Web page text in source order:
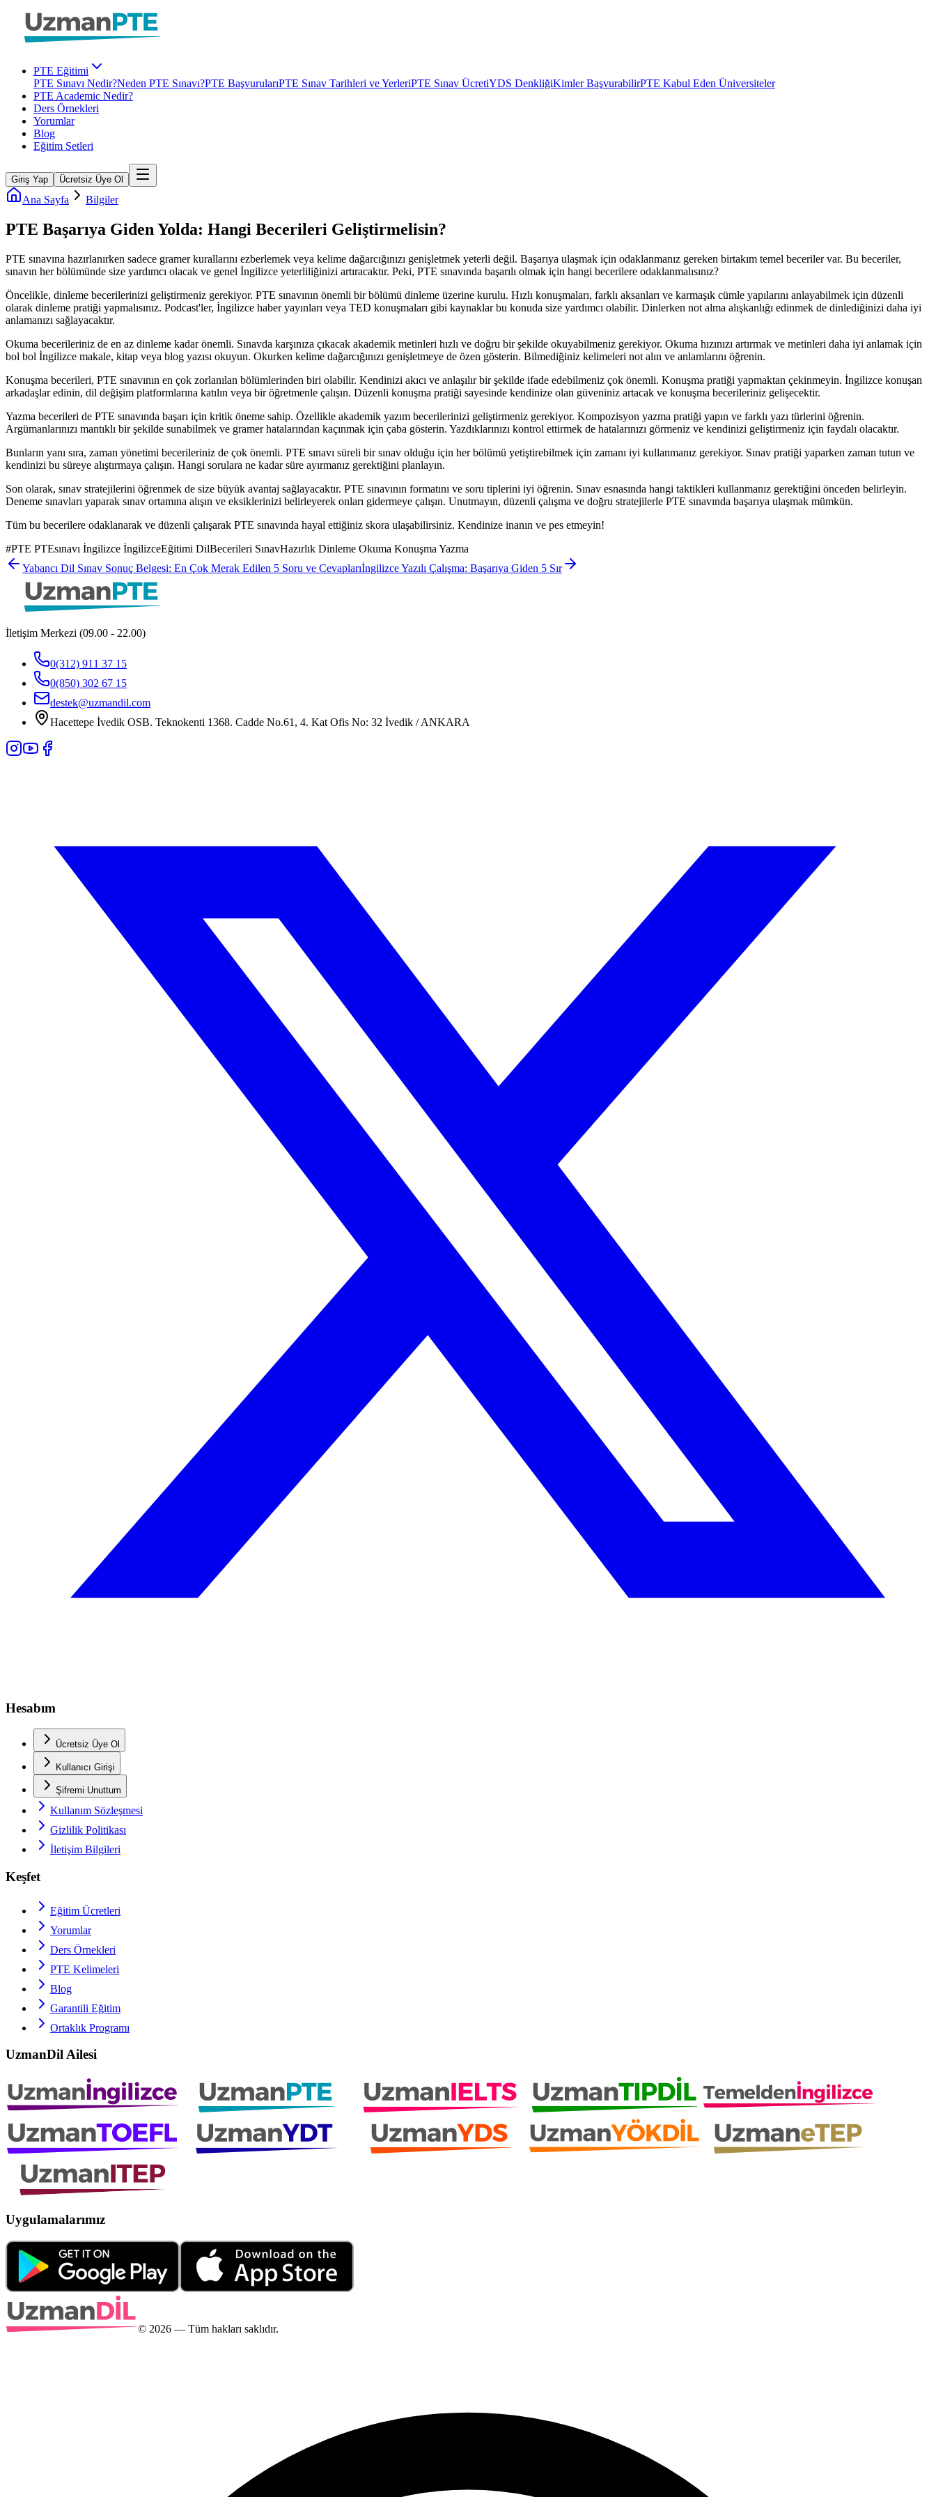
PTE Eğitimi
PTE Sınavı Nedir?Neden PTE Sınavı?PTE BaşvurularıPTE Sınav Tarihleri ve YerleriPTE Sınav ÜcretiYDS DenkliğiKimler BaşvurabilirPTE Kabul Eden Üniversiteler
PTE Academic Nedir?
Ders Örnekleri
Yorumlar
Blog
Eğitim Setleri
Giriş Yap Ücretsiz Üye Ol
Ana Sayfa Bilgiler
PTE Başarıya Giden Yolda: Hangi Becerileri Geliştirmelisin?
PTE sınavına hazırlanırken sadece gramer kurallarını ezberlemek veya kelime dağarcığınızı genişletmek yeterli değil. Başarıya ulaşmak için odaklanmanız gereken birtakım temel beceriler var. Bu beceriler,
sınavın her bölümünde size yardımcı olacak ve genel İngilizce yeterliliğinizi artıracaktır. Peki, PTE sınavında başarılı olmak için hangi becerilere odaklanmalısınız?
Öncelikle, dinleme becerilerinizi geliştirmeniz gerekiyor. PTE sınavının önemli bir bölümü dinleme üzerine kurulu. Hızlı konuşmaları, farklı aksanları ve karmaşık cümle yapılarını anlayabilmek için düzenli
olarak dinleme pratiği yapmalısınız. Podcast'ler, İngilizce haber yayınları veya TED konuşmaları gibi kaynaklar bu konuda size yardımcı olabilir. Dinlerken not alma alışkanlığı edinmek de dinlediğinizi daha iyi
anlamanızı sağlayacaktır.
Okuma becerileriniz de en az dinleme kadar önemli. Sınavda karşınıza çıkacak akademik metinleri hızlı ve doğru bir şekilde okuyabilmeniz gerekiyor. Okuma hızınızı artırmak ve metinleri daha iyi anlamak için
bol bol İngilizce makale, kitap veya blog yazısı okuyun. Okurken kelime dağarcığınızı genişletmeye de özen gösterin. Bilmediğiniz kelimeleri not alın ve anlamlarını öğrenin.
Konuşma becerileri, PTE sınavının en çok zorlanılan bölümlerinden biri olabilir. Kendinizi akıcı ve anlaşılır bir şekilde ifade edebilmeniz çok önemli. Konuşma pratiği yapmaktan çekinmeyin. İngilizce konuşan
arkadaşlar edinin, dil değişim platformlarına katılın veya bir öğretmenle çalışın. Düzenli konuşma pratiği sayesinde kendinize olan güveniniz artacak ve konuşma becerileriniz gelişecektir.
Yazma becerileri de PTE sınavında başarı için kritik öneme sahip. Özellikle akademik yazım becerilerinizi geliştirmeniz gerekiyor. Kompozisyon yazma pratiği yapın ve farklı yazı türlerini öğrenin.
Argümanlarınızı mantıklı bir şekilde sunabilmek ve gramer hatalarından kaçınmak için çaba gösterin. Yazdıklarınızı kontrol ettirmek de hatalarınızı görmeniz ve kendinizi geliştirmeniz için faydalı olacaktır.
Bunların yanı sıra, zaman yönetimi becerileriniz de çok önemli. PTE sınavı süreli bir sınav olduğu için her bölümü yetiştirebilmek için zamanı iyi kullanmanız gerekiyor. Sınav pratiği yaparken zaman tutun ve
kendinizi bu süreye alıştırmaya çalışın. Hangi sorulara ne kadar süre ayırmanız gerektiğini planlayın.
Son olarak, sınav stratejilerini öğrenmek de size büyük avantaj sağlayacaktır. PTE sınavının formatını ve soru tiplerini iyi öğrenin. Sınav esnasında hangi taktikleri kullanmanız gerektiğini önceden belirleyin.
Deneme sınavları yaparak sınav ortamına alışın ve eksiklerinizi belirleyerek onları gidermeye çalışın. Unutmayın, düzenli çalışma ve doğru stratejilerle PTE sınavında başarıya ulaşmak mümkün.
Tüm bu becerilere odaklanarak ve düzenli çalışarak PTE sınavında hayal ettiğiniz skora ulaşabilirsiniz. Kendinize inanın ve pes etmeyin!
#PTE PTEsınavı İngilizce İngilizceEğitimi DilBecerileri SınavHazırlık Dinleme Okuma Konuşma Yazma
Yabancı Dil Sınav Sonuç Belgesi: En Çok Merak Edilen 5 Soru ve Cevaplarıİngilizce Yazılı Çalışma: Başarıya Giden 5 Sır
İletişim Merkezi (09.00 - 22.00)
0(312) 911 37 15
0(850) 302 67 15
destek@uzmandil.com
Hacettepe İvedik OSB. Teknokenti 1368. Cadde No.61, 4. Kat Ofis No: 32 İvedik / ANKARA
Hesabım
Ücretsiz Üye Ol
Kullanıcı Girişi
Şifremi Unuttum
Kullanım Sözleşmesi
Gizlilik Politikası
İletişim Bilgileri
Keşfet
Eğitim Ücretleri
Yorumlar
Ders Örnekleri
PTE Kelimeleri
Blog
Garantili Eğitim
Ortaklık Programı
UzmanDil Ailesi
Uygulamalarımız
© 2026 — Tüm hakları saklıdır.